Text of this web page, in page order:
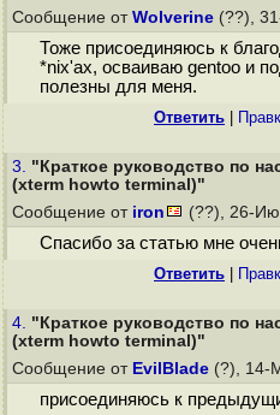
Сообщение от Wolverine (??),
Тоже присоединяюсь к
*nix'ах, осваиваю gentoo и
полезны для меня.
Ответить
3. "Краткое руководство по
(xterm howto terminal)"
Сообщение от iron (??), 26-
Спасибо за статью мне
Ответить
4. "Краткое руководство по
(xterm howto terminal)"
Сообщение от EvilBlade (?), 14-
присоединяюсь к